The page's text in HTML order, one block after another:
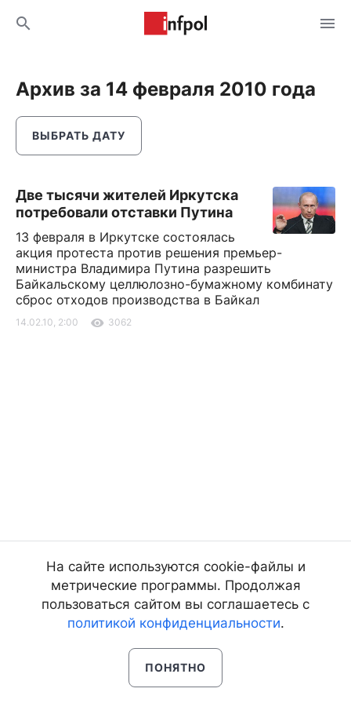
Архив за 14 февраля 2010 года
ВЫБРАТЬ ДАТУ
Две тысячи жителей Иркутска
потребовали отставки Путина
13 февраля в Иркутске состоялась
акция протеста против решения премьер-
министра Владимира Путина разрешить
Байкальскому целлюлозно-бумажному комбинату
сброс отходов производства в Байкал
14.02.10, 2:00 3062
На сайте используются cookie-файлы и
метрические программы. Продолжая
пользоваться сайтом вы соглашаетесь с
политикой конфиденциальности.
ПОНЯТНО